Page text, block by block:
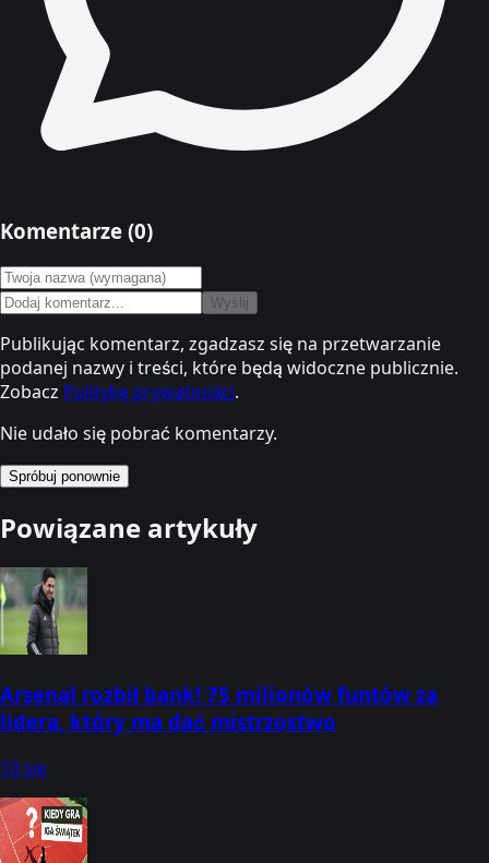
Komentarze (0)
Wyślij
Publikując komentarz, zgadzasz się na przetwarzanie
podanej nazwy i treści, które będą widoczne publicznie.
Zobacz Politykę prywatności.
Nie udało się pobrać komentarzy.
Spróbuj ponownie
Powiązane artykuły
Arsenal rozbił bank! 75 milionów funtów za
lidera, który ma dać mistrzostwo
10 sie